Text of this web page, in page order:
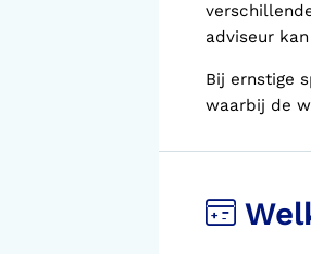
adviseur
Bij ernstige
waarbij de